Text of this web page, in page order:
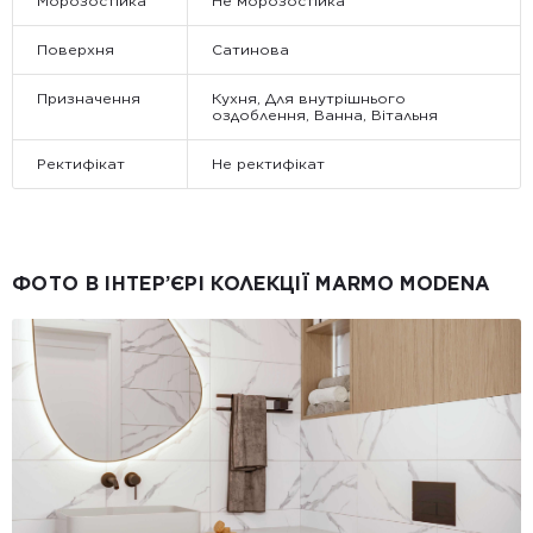
Поверхня Сатинова
Призначення
Кухня, Для внутрішнього
оздоблення, Ванна, Вітальня
Ректифікат Не ректифікат
ФОТО В ІНТЕР’ЄРІ КОЛЕКЦІЇ MARMO MODENA